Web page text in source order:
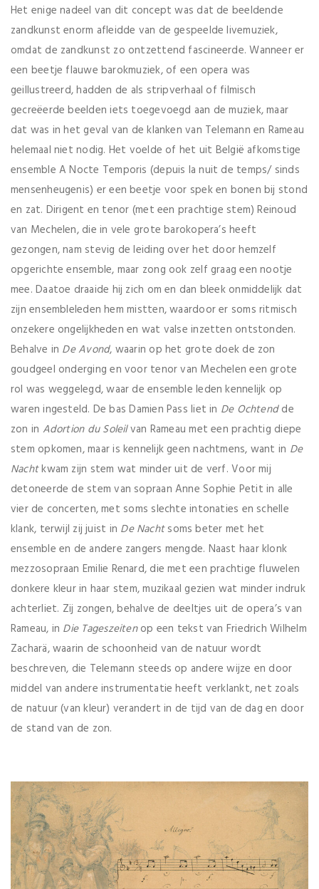
Het enige nadeel van dit concept was dat de beeldende
zandkunst enorm afleidde van de gespeelde livemuziek,
omdat de zandkunst zo ontzettend fascineerde. Wanneer er
een beetje flauwe barokmuziek, of een opera was
geillustreerd, hadden de als stripverhaal of filmisch
gecreëerde beelden iets toegevoegd aan de muziek, maar
dat was in het geval van de klanken van Telemann en Rameau
helemaal niet nodig. Het voelde of het uit België afkomstige
ensemble A Nocte Temporis (depuis la nuit de temps/ sinds
mensenheugenis) er een beetje voor spek en bonen bij stond
en zat. Dirigent en tenor (met een prachtige stem) Reinoud
van Mechelen, die in vele grote barokopera’s heeft
gezongen, nam stevig de leiding over het door hemzelf
opgerichte ensemble, maar zong ook zelf graag een nootje
mee. Daatoe draaide hij zich om en dan bleek onmiddelijk dat
zijn ensembleleden hem mistten, waardoor er soms ritmisch
onzekere ongelijkheden en wat valse inzetten ontstonden.
Behalve in De Avond, waarin op het grote doek de zon
goudgeel onderging en voor tenor van Mechelen een grote
rol was weggelegd, waar de ensemble leden kennelijk op
waren ingesteld. De bas Damien Pass liet in De Ochtendde
zon in Adortion du Soleilvan Rameau met een prachtig diepe
stem opkomen, maar is kennelijk geen nachtmens, want in De
Nachtkwam zijn stem wat minder uit de verf. Voor mij
detoneerde de stem van sopraan Anne Sophie Petit in alle
vier de concerten, met soms slechte intonaties en schelle
klank, terwijl zij juist in De Nachtsoms beter met het
ensemble en de andere zangers mengde. Naast haar klonk
mezzosopraan Emilie Renard, die met een prachtige fluwelen
donkere kleur in haar stem, muzikaal gezien wat minder indruk
achterliet. Zij zongen, behalve de deeltjes uit de opera’s van
Rameau, in Die Tageszeitenop een tekst van Friedrich Wilhelm
Zacharä, waarin de schoonheid van de natuur wordt
beschreven, die Telemann steeds op andere wijze en door
middel van andere instrumentatie heeft verklankt, net zoals
de natuur (van kleur) verandert in de tijd van de dag en door
de stand van de zon.